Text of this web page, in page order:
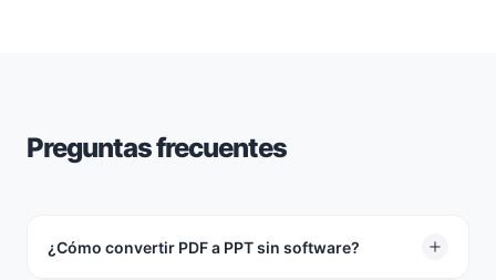
Preguntas frecuentes
¿Cómo convertir PDF a PPT sin software?